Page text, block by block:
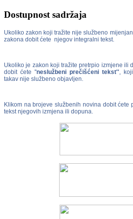
Dostupnost sadržaja
Ukoliko zakon koji tražite nije službeno
zakona dobit ćete njegov integralni tekst.
Ukoliko je zakon koji tražite pretrpio izmjene ili
dobit ćete ''neslužbeni prečišćeni tekst'',
takav nije službeno objavljen.
Klikom na brojeve službenih novina dobit ćete
tekst njegovih izmjena ili dopuna.